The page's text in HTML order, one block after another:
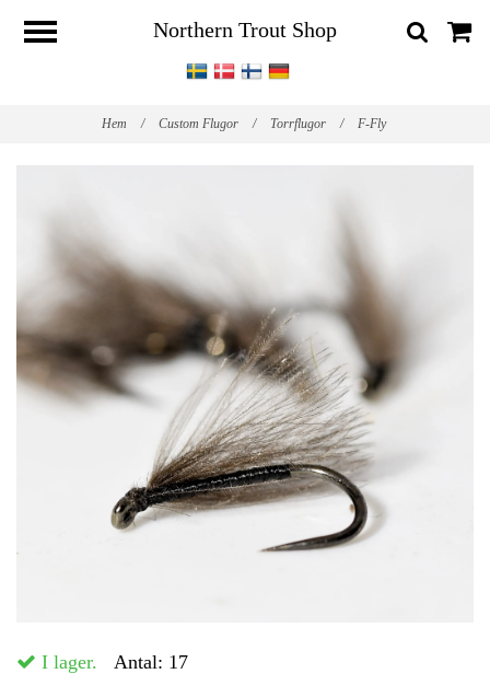
Northern Trout Shop
Hem / Custom Flugor / Torrflugor / F-Fly
I lager. Antal: 17